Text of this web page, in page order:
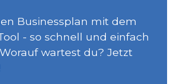
Businessplan mit dem
- so schnell und einfach
wartest du? Jetzt